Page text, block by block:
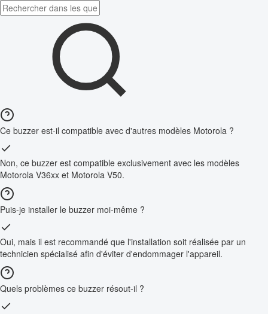
Ce buzzer est-il compatible avec d'autres modèles Motorola ?
Non, ce buzzer est compatible exclusivement avec les modèles
Motorola V36xx et Motorola V50.
Puis-je installer le buzzer moi-même ?
Oui, mais il est recommandé que l'installation soit réalisée par un
technicien spécialisé afin d'éviter d'endommager l'appareil.
Quels problèmes ce buzzer résout-il ?